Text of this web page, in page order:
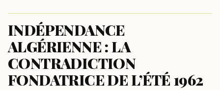
INDÉPENDANCE
ALGÉRIENNE : LA
CONTRADICTION
FONDATRICE DE L’ÉTÉ 1962